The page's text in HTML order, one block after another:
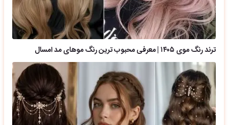
ترند رنگ موی ۱۴۰۵ | معرفی محبوب ترین رنگ موهای مد امسال